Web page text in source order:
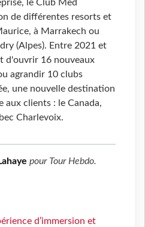
le Club Med
de différentes resorts et
à Marrakech ou
(Alpes). Entre 2021 et
d'ouvrir 16 nouveaux
agrandir 10 clubs
une nouvelle destination
aux clients : le Canada,
Charlevoix.
pour Tour Hebdo.
d’immersion et